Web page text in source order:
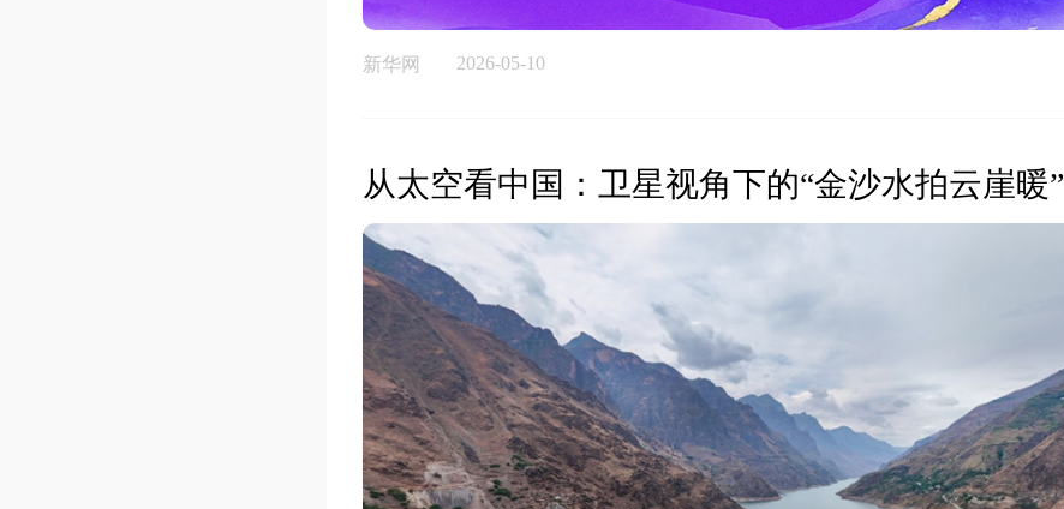
新华网 2026-05-10
从太空看中国：卫星视角下的“金沙水拍云崖暖”